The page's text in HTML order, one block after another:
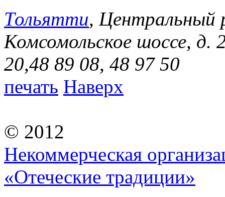
Тольятти, Центральный
Комсомольское шоссе, д.
20,48 89 08, 48 97 50
печать Наверх
© 2012
Некоммерческая
«Отеческие традиции»